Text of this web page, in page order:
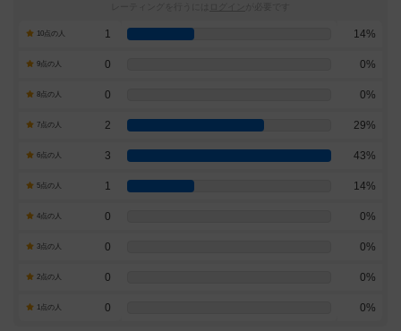
10点の人 1 14%
9点の人 0 0%
8点の人 0 0%
7点の人 2 29%
6点の人 3 43%
5点の人 1 14%
4点の人 0 0%
3点の人 0 0%
2点の人 0 0%
1点の人 0 0%